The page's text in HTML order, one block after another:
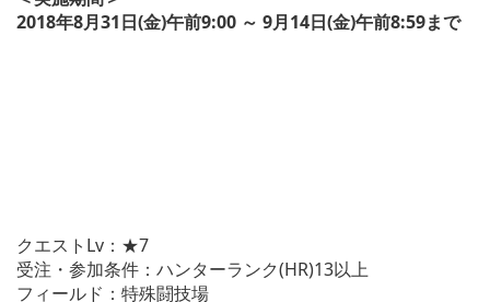
2018年8月31日(金)午前9:00 ～ 9月14日(金)午前8:59まで
クエストLv：★7
受注・参加条件：ハンターランク(HR)13以上
フィールド：特殊闘技場